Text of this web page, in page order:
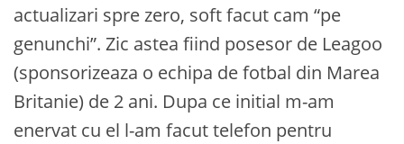
actualizari spre zero, soft facut cam “pe
genunchi”. Zic astea fiind posesor de Leagoo
(sponsorizeaza o echipa de fotbal din Marea
Britanie) de 2 ani. Dupa ce initial m-am
enervat cu el l-am facut telefon pentru